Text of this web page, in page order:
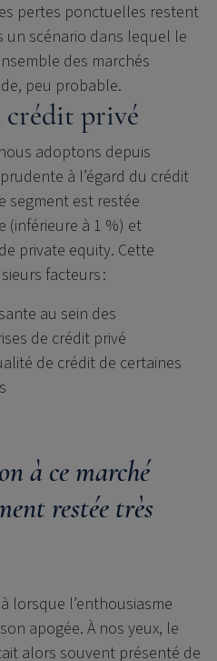
pertes ponctuelles restent
un scénario dans lequel le
des marchés
peu probable.
privé
adoptons depuis
à l’égard du crédit
segment est restée
(inférieure à 1 %) et
private equity. Cette
facteurs :
au sein des
de crédit privé
de crédit de certaines
à ce marché
restée très
lorsque l’enthousiasme
apogée. À nos yeux, le
alors souvent présenté de